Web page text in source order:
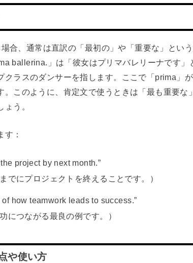
場合、通常は直訳の「最初の」や「重要な」とい
ballerina.」は「彼女はプリマバレリーナです」
クラスのダンサーを指します。ここで「prima」が
このように、肯定文で使うときは「最も重要な
う。
：
project by next month.”
でにプロジェクトを終えることです。）
how teamwork leads to success.”
につながる最良の例です。）
や使い方